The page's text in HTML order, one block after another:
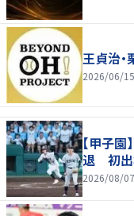
王貞治
2026/06/
【甲子
退 初出
2026/08/